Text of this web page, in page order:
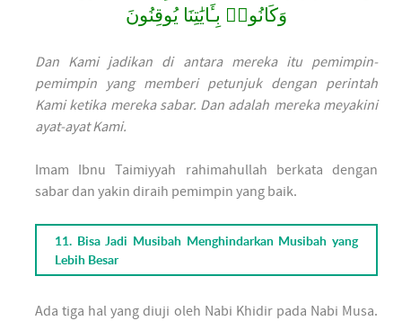
وَكَانُوا۟ بِـَٔايَٰتِنَا يُوقِنُونَ
Dan Kami jadikan di antara mereka itu pemimpin-
pemimpin yang memberi petunjuk dengan perintah
Kami ketika mereka sabar. Dan adalah mereka meyakini
ayat-ayat Kami.
Imam Ibnu Taimiyyah rahimahullah berkata dengan
sabar dan yakin diraih pemimpin yang baik.
11. Bisa Jadi Musibah Menghindarkan Musibah yang
Lebih Besar
Ada tiga hal yang diuji oleh Nabi Khidir pada Nabi Musa.